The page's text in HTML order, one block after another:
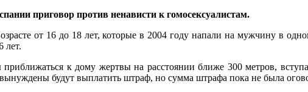
приговор против ненависти к гомосексуалистам.
от 16 до 18 лет, которые в 2004 году напали на мужчину в
лет.
к дому жертвы на расстоянии ближе 300 метров,
будут выплатить штраф, но сумма штрафа пока не была